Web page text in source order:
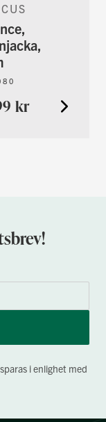
kr
i enlighet med